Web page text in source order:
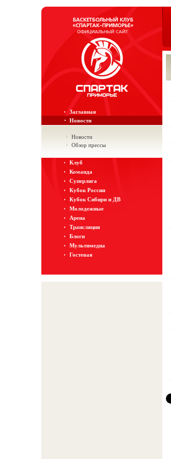
Заглавная
Новости
Новости
Обзор прессы
Клуб
Команда
Суперлига
Кубок России
Кубок Сибири и ДВ
Молодежные
Арена
Трансляция
Блоги
Мультимедиа
Гостевая